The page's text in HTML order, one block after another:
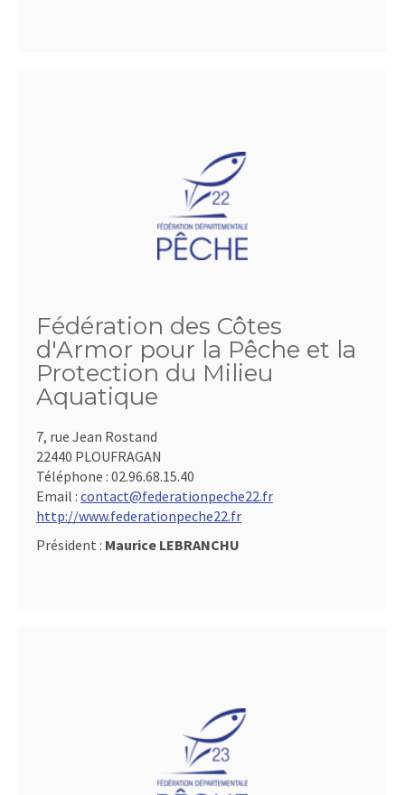
Fédération des Côtes
d'Armor pour la Pêche et la
Protection du Milieu
Aquatique
7, rue Jean Rostand
22440 PLOUFRAGAN
Téléphone : 02.96.68.15.40
Email : contact@federationpeche22.fr
http://www.federationpeche22.fr
Président : Maurice LEBRANCHU